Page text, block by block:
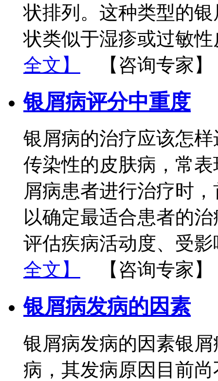
状排列。这种类型的
状类似于湿疹或过敏
全文】
【咨询专家】
银屑病评分中重度
银屑病的治疗应该怎
传染性的皮肤病，常
屑病患者进行治疗时
以确定最适合患者的
评估疾病活动度、受
全文】
【咨询专家】
银屑病发病的因素
银屑病发病的因素银
病，其发病原因目前